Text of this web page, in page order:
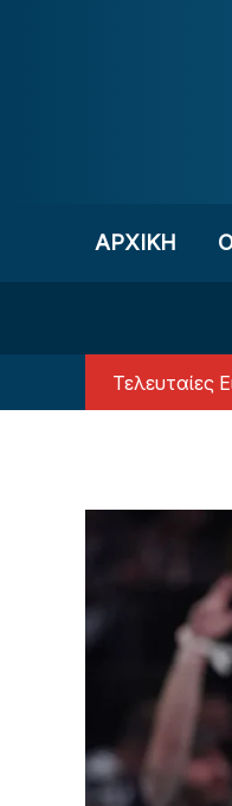
ΑΡΧΙΚΗ
Τελευταίες
Ποια ήταν η